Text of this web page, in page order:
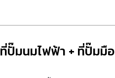
ที่ปั๊มนมไฟฟ้า + ที่ปั๊มมือ